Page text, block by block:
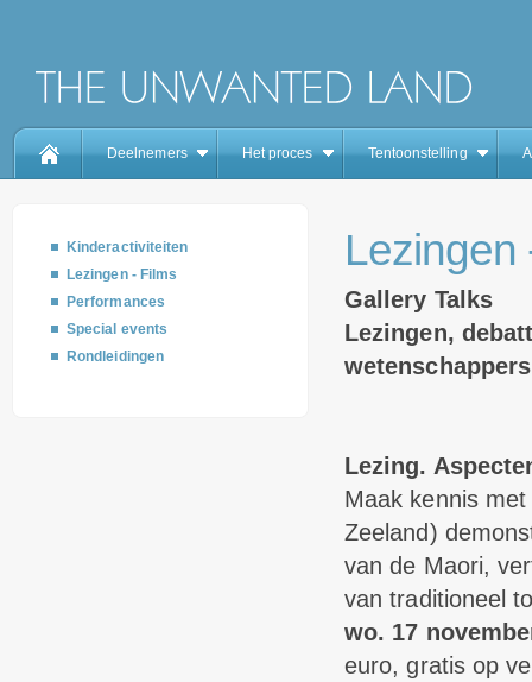
Deelnemers Het proces Tentoonstelling
Kinderactiviteiten
Lezingen - Films
Performances
Special events
Rondleidingen
Lezingen
Gallery Talks
Lezingen,
Lezing.
Maak kennis
Zeeland)
van de Maori,
van traditioneel
wo. 17
euro, gratis op